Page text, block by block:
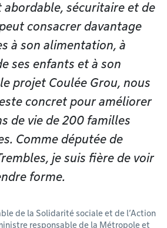
abordable, sécuritaire et de
consacrer davantage
à son alimentation, à
ses enfants et à son
projet Coulée Grou, nous
concret pour améliorer
de vie de 200 familles
Comme députée de
je suis fière de voir
forme.
de la Solidarité sociale et de l’Action
responsable de la Métropole et